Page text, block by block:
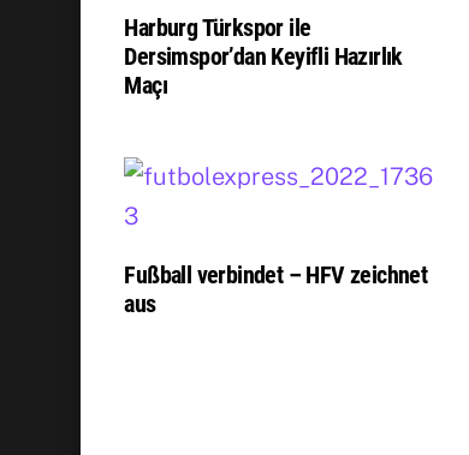
Harburg Türkspor ile
Dersimspor’dan Keyifli Hazırlık
Maçı
Fußball verbindet – HFV zeichnet
aus